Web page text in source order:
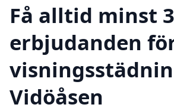
Få alltid minst 3
erbjudanden
Vidöåsen